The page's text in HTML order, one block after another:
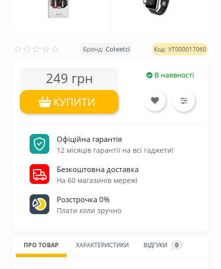
Coteetci УТ000017060
249 грн В наявності
КУПИТИ
Офіційна гарантія
12 місяців гарантії на всі гаджети!
Безкоштовна доставка
На 60 магазинів мережі
Розстрочка 0%
Плати коли зручно
ПРО ТОВАР ХАРАКТЕРИСТИКИ ВІДГУКИ 0